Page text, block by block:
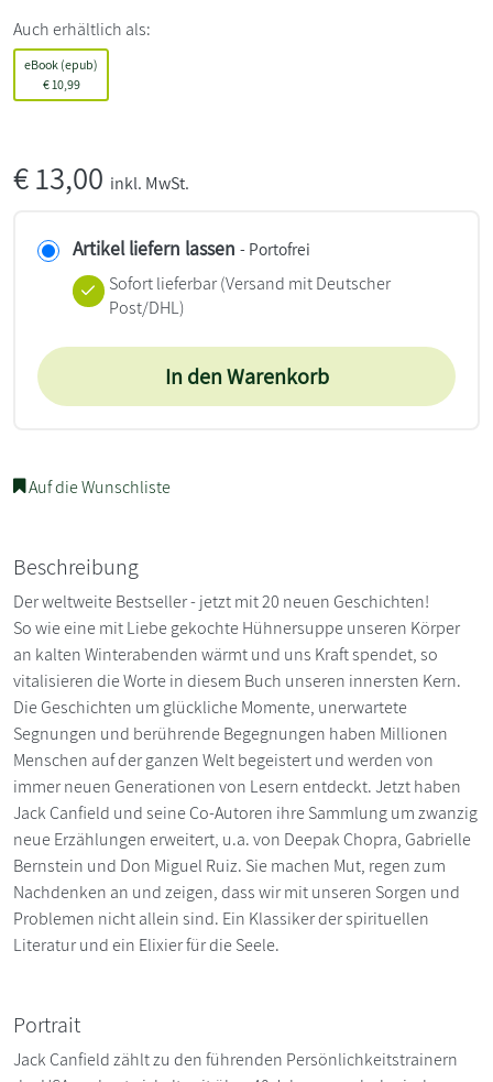
Auch erhältlich als:
eBook (epub)
€10,99
€13,00 inkl. MwSt.
Artikel liefern lassen - Portofrei
Sofort lieferbar(Versand mit Deutscher
Post/DHL)
In den Warenkorb
Auf die Wunschliste
Beschreibung
Der weltweite Bestseller - jetzt mit 20 neuen Geschichten!
So wie eine mit Liebe gekochte Hühnersuppe unseren Körper
an kalten Winterabenden wärmt und uns Kraft spendet, so
vitalisieren die Worte in diesem Buch unseren innersten Kern.
Die Geschichten um glückliche Momente, unerwartete
Segnungen und berührende Begegnungen haben Millionen
Menschen auf der ganzen Welt begeistert und werden von
immer neuen Generationen von Lesern entdeckt. Jetzt haben
Jack Canfield und seine Co-Autoren ihre Sammlung um zwanzig
neue Erzählungen erweitert, u.a. von Deepak Chopra, Gabrielle
Bernstein und Don Miguel Ruiz. Sie machen Mut, regen zum
Nachdenken an und zeigen, dass wir mit unseren Sorgen und
Problemen nicht allein sind. Ein Klassiker der spirituellen
Literatur und ein Elixier für die Seele.
Portrait
Jack Canfield zählt zu den führenden Persönlichkeitstrainern